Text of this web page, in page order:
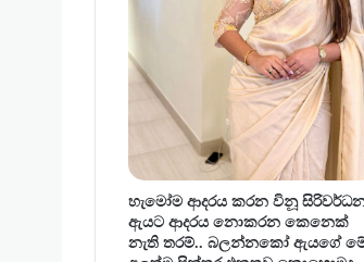
ලු
ලා
ඔ
යා
ල
හැමෝම ආදරය කරන විනූ
ඇයට ආදරය නොකරන කෙනෙක්
නැති තරම්.. බලන්නකෝ ඇයගේ